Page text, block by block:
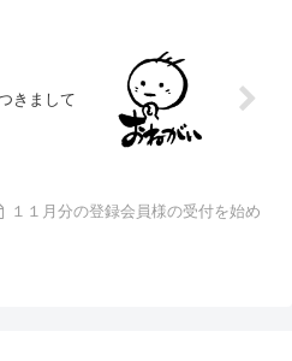
きまして
１１月分の登録会員様の受付を始め